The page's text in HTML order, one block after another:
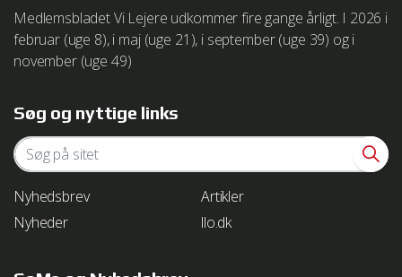
dk/windows-vista/delete-your-internet-cookies
Vejledning i at slette cookies på Mozilla Firefox browser
http://support.mozilla.com/da/kb/deleting cookies
Vejledning i at slette cookies på Google Chrome browser
http://www.google.com/support/chrome/bin/answer.py?
hl=da&answer=95647
Vejledning i at slette cookies i Safari
http://http://docs.info.apple.com/article.html?
Medlemsbladet Vi Lejere udkommer fire gange årligt. I 2026 i
februar (uge 8), i maj (uge 21), i september (uge 39) og i
november (uge 49)
Søg og nyttige links
Nyhedsbrev
Artikler
Nyheder
llo.dk